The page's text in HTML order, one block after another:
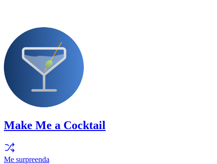
Make Me a Cocktail
Me surpreenda